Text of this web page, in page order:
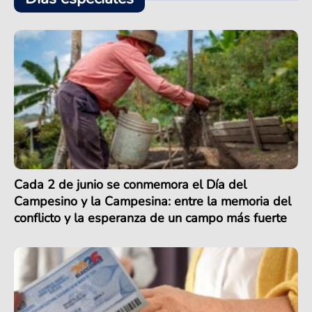
Cada 2 de junio se conmemora el Día del
Campesino y la Campesina: entre la memoria del
conflicto y la esperanza de un campo más fuerte